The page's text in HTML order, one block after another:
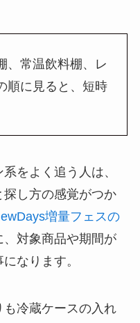
、常温飲料棚、レ
順に見ると、短時
をよく追う人は、
し方の感覚がつか
増量フェスの
、対象商品や期間が
なります。
冷蔵ケースの入れ